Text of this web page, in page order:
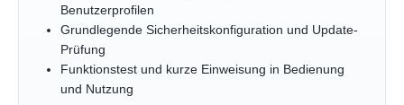
Benutzerprofilen
Grundlegende Sicherheitskonfiguration und Update-
Prüfung
Funktionstest und kurze Einweisung in Bedienung
und Nutzung